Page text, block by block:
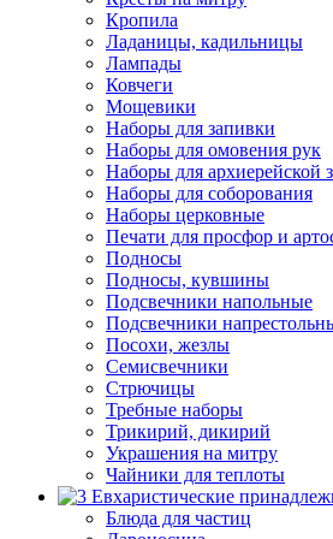
Кропила
Ладаницы, кадильницы
Лампады
Ковчеги
Мощевики
Наборы для запивки
Наборы для омовения рук
Наборы для архиерейской
Наборы для соборования
Наборы церковные
Печати для просфор и
Подносы
Подносы, кувшины
Подсвечники напольные
Подсвечники
Посохи, жезлы
Семисвечники
Стрючицы
Требные наборы
Трикирий, дикирий
Украшения на митру
Чайники для теплоты
Блюда для частиц